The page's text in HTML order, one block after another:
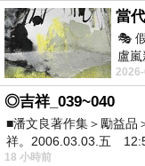
的氣氛，開起柯
雖然常臭臉迎人
這時柯爸才靦腆
柯爸與柯媽從柯
任，一路上也被
🎭
盧
運用
◎吉祥_039~040
■潘文良著作集＞勵益
祥。2006.03.03.五
18 小時前